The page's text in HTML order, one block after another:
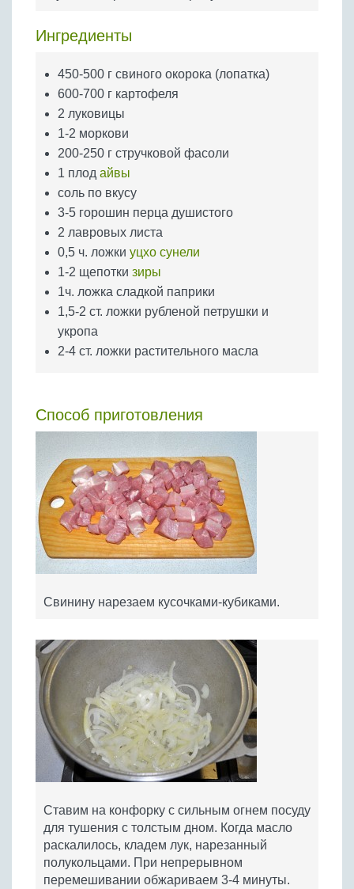
Яйца
Ингредиенты
450-500 г свиного окорока (лопатка)
600-700 г картофеля
2 луковицы
1-2 моркови
200-250 г стручковой фасоли
1 плод айвы
соль по вкусу
3-5 горошин перца душистого
2 лавровых листа
0,5 ч. ложки уцхо сунели
1-2 щепотки зиры
1ч. ложка сладкой паприки
1,5-2 ст. ложки рубленой петрушки и
укропа
2-4 ст. ложки растительного масла
Способ приготовления
Свинину нарезаем кусочками-кубиками.
Ставим на конфорку с сильным огнем посуду
для тушения с толстым дном. Когда масло
раскалилось, кладем лук, нарезанный
полукольцами. При непрерывном
перемешивании обжариваем 3-4 минуты.